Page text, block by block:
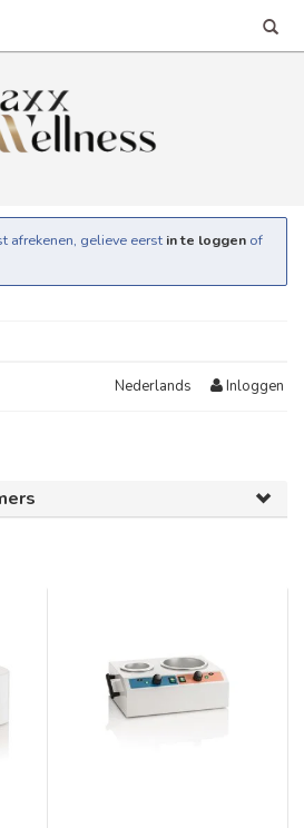
afrekenen, gelieve eerst in te loggen of
Nederlands Inloggen